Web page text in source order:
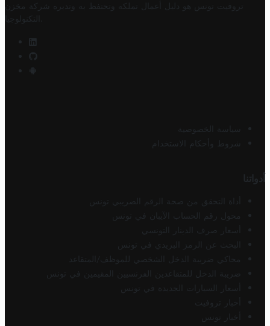
تروفيت تونس هو دليل أعمال تملكه وتحتفظ به وتديره
شركة مخزن
التكنولوجيا
سياسة الخصوصية
شروط وأحكام الاستخدام
أدواتنا
أداة التحقق من صحة الرقم الضريبي تونس
محول رقم الحساب الآيبان في تونس
أسعار صرف الدينار التونسي
البحث عن الرمز البريدي في تونس
محاكي ضريبة الدخل الشخصي للموظف/المتقاعد
ضريبة الدخل للمتقاعدين الفرنسيين المقيمين في تونس
أسعار السيارات الجديدة في تونس
أخبار تروفيت
أخبار تونس